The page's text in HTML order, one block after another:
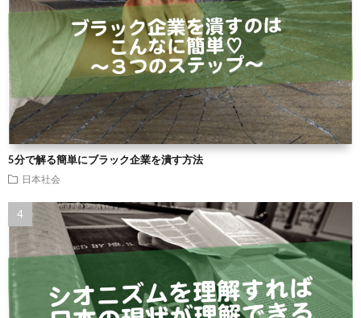
5分で解る簡単にブラック企業を潰す方法
日本社会